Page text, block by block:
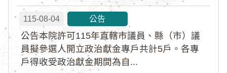
115-08-04 公告
公告本院許可115年直轄市議員、縣（市）議
員擬參選人開立政治獻金專戶共計5戶。各專
戶得收受政治獻金期間為自...